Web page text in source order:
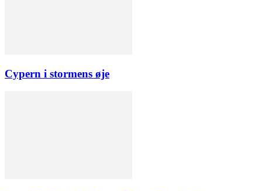
Cypern i stormens øje